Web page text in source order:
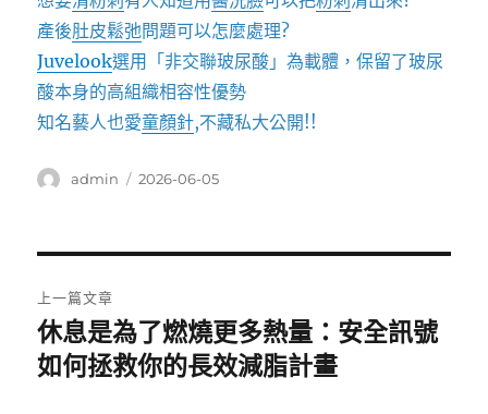
產後肚皮鬆弛問題可以怎麼處理?
Juvelook選用「非交聯玻尿酸」為載體，保留了玻尿
酸本身的高組織相容性優勢
知名藝人也愛童顏針,不藏私大公開!!
作
admin
發
2026-06-05
章
導
上一篇文章
上
一
休息是為了燃燒更多熱量：安全訊號
如何拯救你的長效減脂計畫